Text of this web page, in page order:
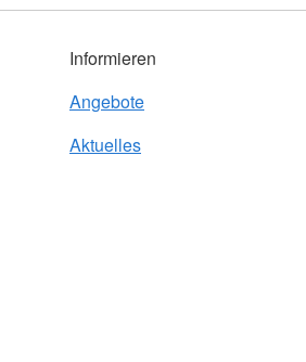
Informieren
Angebote
Aktuelles